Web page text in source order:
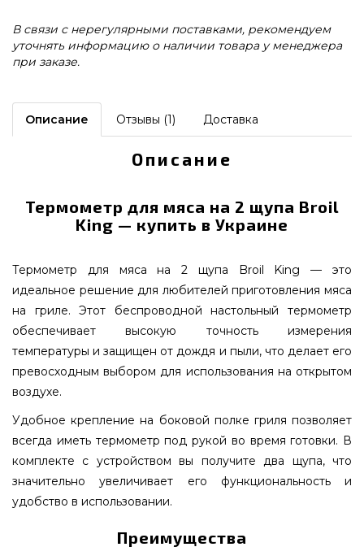
В связи с нерегулярными поставками, рекомендуем
уточнять информацию о наличии товара у менеджера
при заказе.
Описание Отзывы (1) Доставка
Описание
Термометр для мяса на 2 щупа Broil
King — купить в Украине
Термометр для мяса на 2 щупа Broil King — это
идеальное решение для любителей приготовления мяса
на гриле. Этот беспроводной настольный термометр
обеспечивает высокую точность измерения
температуры и защищен от дождя и пыли, что делает его
превосходным выбором для использования на открытом
воздухе.
Удобное крепление на боковой полке гриля позволяет
всегда иметь термометр под рукой во время готовки. В
комплекте с устройством вы получите два щупа, что
значительно увеличивает его функциональность и
удобство в использовании.
Преимущества